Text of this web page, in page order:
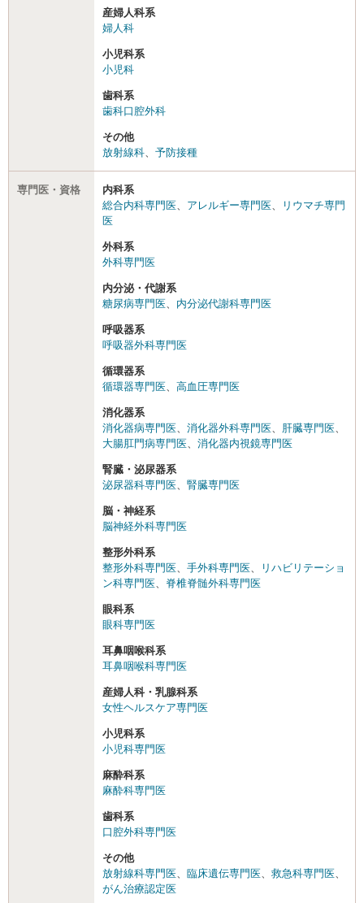
産婦人科系
婦人科
小児科系
小児科
歯科系
歯科口腔外科
その他
放射線科
予防接種
専門医・資格
内科系
総合内科専門医
アレルギー専門医
リウマチ専門
医
外科系
外科専門医
内分泌・代謝系
糖尿病専門医
内分泌代謝科専門医
呼吸器系
呼吸器外科専門医
循環器系
循環器専門医
高血圧専門医
消化器系
消化器病専門医
消化器外科専門医 肝臓専門医
大腸肛門病専門医
消化器内視鏡専門医
腎臓・泌尿器系
泌尿器科専門医
腎臓専門医
脳・神経系
脳神経外科専門医
整形外科系
整形外科専門医
手外科専門医
リハビリテーショ
ン科専門医
脊椎脊髄外科専門医
眼科系
眼科専門医
耳鼻咽喉科系
耳鼻咽喉科専門医
産婦人科・乳腺科系
女性ヘルスケア専門医
小児科系
小児科専門医
麻酔科系
麻酔科専門医
歯科系
口腔外科専門医
その他
放射線科専門医
臨床遺伝専門医 救急科専門医
がん治療認定医